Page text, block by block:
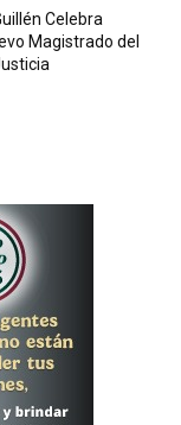
Celebra
Magistrado del